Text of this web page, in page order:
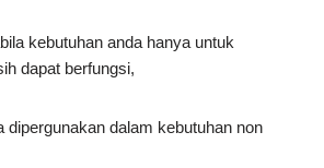
kebutuhan anda hanya untuk
dapat berfungsi,
dipergunakan dalam kebutuhan non